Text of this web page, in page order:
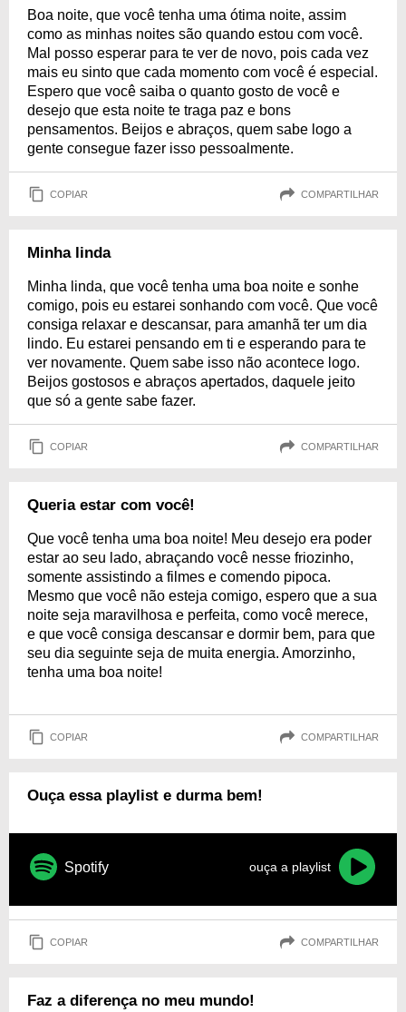
Boa noite, que você tenha uma ótima noite, assim
como as minhas noites são quando estou com você.
Mal posso esperar para te ver de novo, pois cada vez
mais eu sinto que cada momento com você é especial.
Espero que você saiba o quanto gosto de você e
desejo que esta noite te traga paz e bons
pensamentos. Beijos e abraços, quem sabe logo a
gente consegue fazer isso pessoalmente.
COPIAR COMPARTILHAR
Minha linda
Minha linda, que você tenha uma boa noite e sonhe
comigo, pois eu estarei sonhando com você. Que você
consiga relaxar e descansar, para amanhã ter um dia
lindo. Eu estarei pensando em ti e esperando para te
ver novamente. Quem sabe isso não acontece logo.
Beijos gostosos e abraços apertados, daquele jeito
que só a gente sabe fazer.
COPIAR COMPARTILHAR
Queria estar com você!
Que você tenha uma boa noite! Meu desejo era poder
estar ao seu lado, abraçando você nesse friozinho,
somente assistindo a filmes e comendo pipoca.
Mesmo que você não esteja comigo, espero que a sua
noite seja maravilhosa e perfeita, como você merece,
e que você consiga descansar e dormir bem, para que
seu dia seguinte seja de muita energia. Amorzinho,
tenha uma boa noite!
COPIAR COMPARTILHAR
Ouça essa playlist e durma bem!
Spotify ouça a playlist
COPIAR COMPARTILHAR
Faz a diferença no meu mundo!